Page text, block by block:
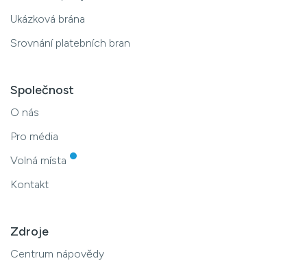
Ukázková brána
Srovnání platebních bran
Společnost
O nás
Pro média
Volná místa
Kontakt
Zdroje
Centrum nápovědy